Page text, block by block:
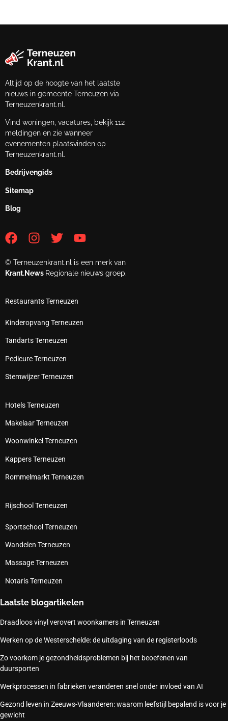
Altijd op de hoogte van het laatste
nieuws in gemeente Terneuzen via
Terneuzenkrant.nl.
Vind woningen, vacatures, bekijk 112
meldingen en zie wanneer
evenementen plaatsvinden op
Terneuzenkrant.nl.
Bedrijvengids
Sitemap
Blog
© Terneuzenkrant.nl is een merk van
Krant.News Regionale nieuws groep.
Restaurants Terneuzen
Kinderopvang Terneuzen
Tandarts Terneuzen
Pedicure Terneuzen
Stemwijzer Terneuzen
Hotels Terneuzen
Makelaar Terneuzen
Woonwinkel Terneuzen
Kappers Terneuzen
Rommelmarkt Terneuzen
Rijschool Terneuzen
Sportschool Terneuzen
Wandelen Terneuzen
Massage Terneuzen
Notaris Terneuzen
Laatste blogartikelen
Draadloos vinyl verovert woonkamers in Terneuzen
Werken op de Westerschelde: de uitdaging van de registerloods
Zo voorkom je gezondheidsproblemen bij het beoefenen van
duursporten
Werkprocessen in fabrieken veranderen snel onder invloed van AI
Gezond leven in Zeeuws-Vlaanderen: waarom leefstijl bepalend is voor je
gewicht